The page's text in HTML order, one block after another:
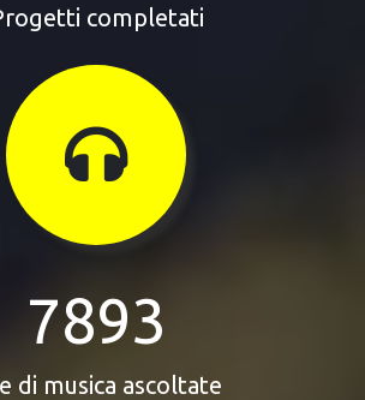
completati
7893
di musica ascoltate